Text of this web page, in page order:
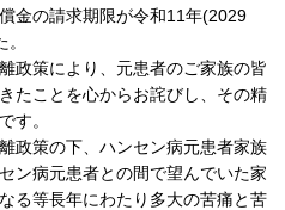
金の請求期限が令和11年(2029
政策により、元患者のご家族の皆
たことを心からお詫びし、その精
す。
政策の下、ハンセン病元患者家族
ン病元患者との間で望んでいた家
る等長年にわたり多大の苦痛と苦